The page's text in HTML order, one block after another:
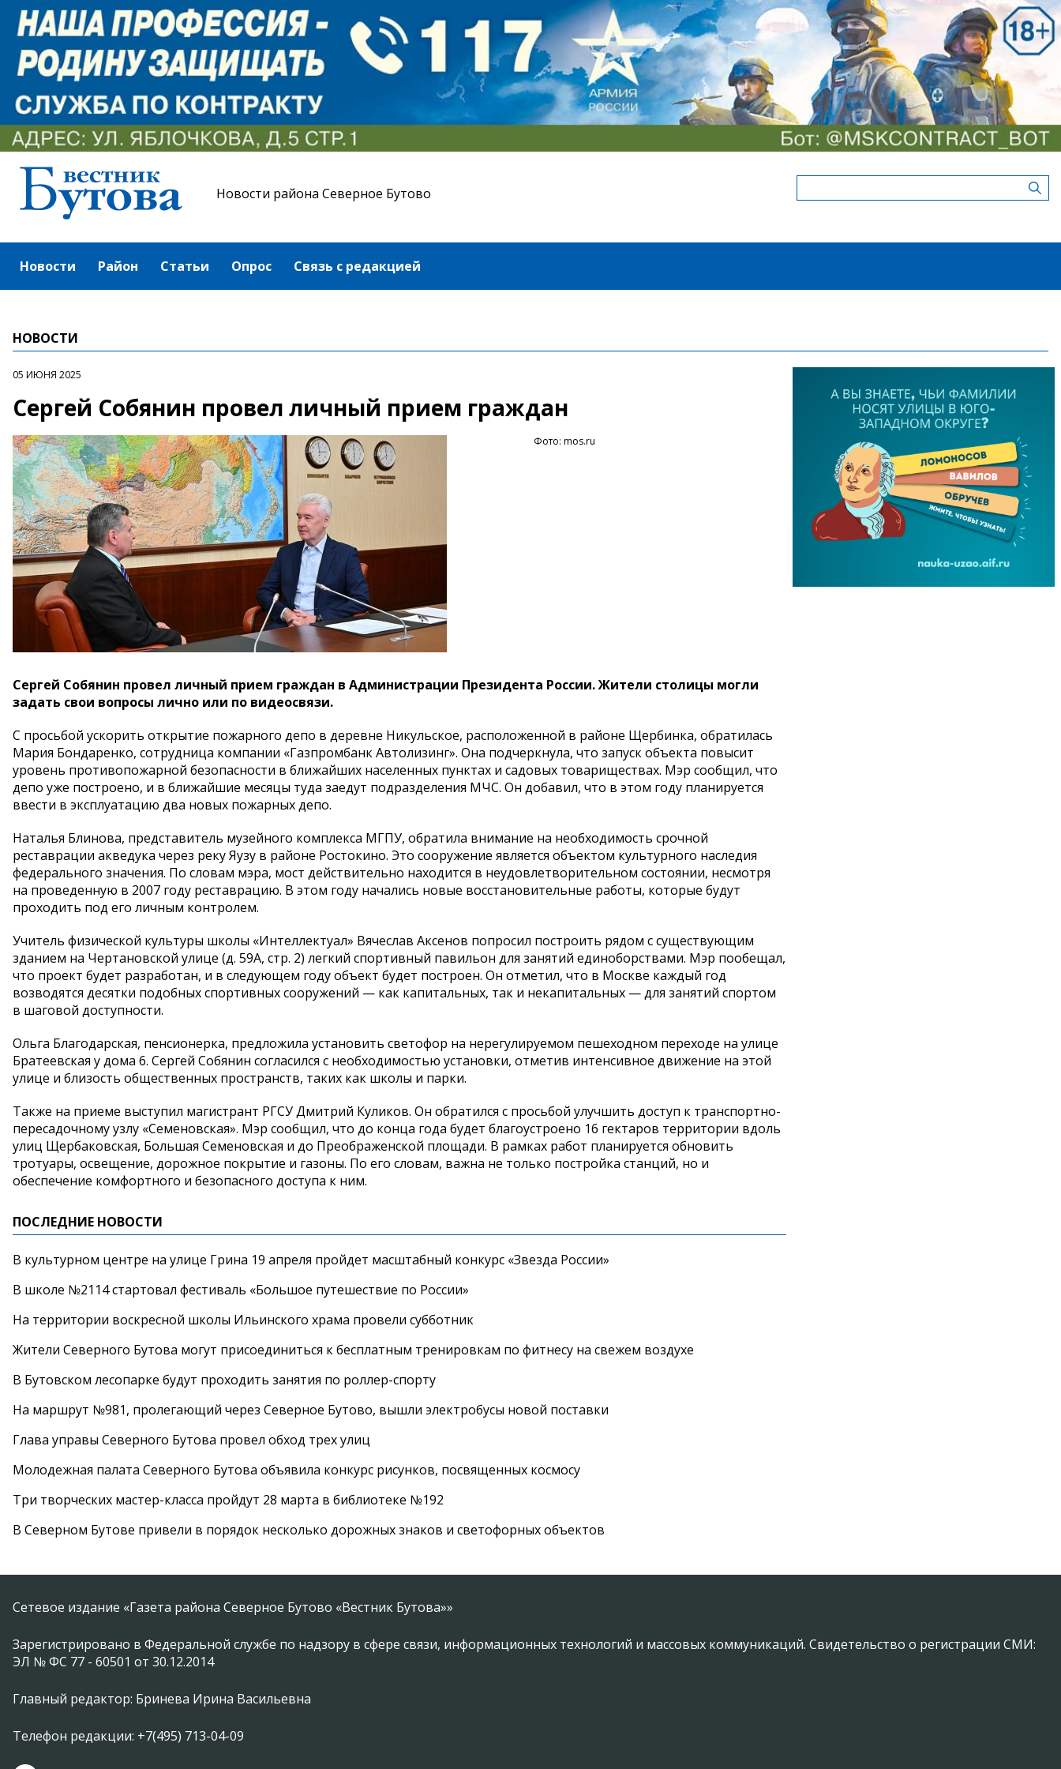
Новости района Северное Бутово
Новости Район Статьи Опрос Связь с редакцией
НОВОСТИ
05 ИЮНЯ 2025
Сергей Собянин провел личный прием граждан
Фото: mos.ru
Сергей Собянин провел личный прием граждан в Администрации Президента России. Жители столицы могли
задать свои вопросы лично или по видеосвязи.
С просьбой ускорить открытие пожарного депо в деревне Никульское, расположенной в районе Щербинка, обратилась
Мария Бондаренко, сотрудница компании «Газпромбанк Автолизинг». Она подчеркнула, что запуск объекта повысит
уровень противопожарной безопасности в ближайших населенных пунктах и садовых товариществах. Мэр сообщил, что
депо уже построено, и в ближайшие месяцы туда заедут подразделения МЧС. Он добавил, что в этом году планируется
ввести в эксплуатацию два новых пожарных депо.
Наталья Блинова, представитель музейного комплекса МГПУ, обратила внимание на необходимость срочной
реставрации акведука через реку Яузу в районе Ростокино. Это сооружение является объектом культурного наследия
федерального значения. По словам мэра, мост действительно находится в неудовлетворительном состоянии, несмотря
на проведенную в 2007 году реставрацию. В этом году начались новые восстановительные работы, которые будут
проходить под его личным контролем.
Учитель физической культуры школы «Интеллектуал» Вячеслав Аксенов попросил построить рядом с существующим
зданием на Чертановской улице (д. 59А, стр. 2) легкий спортивный павильон для занятий единоборствами. Мэр пообещал,
что проект будет разработан, и в следующем году объект будет построен. Он отметил, что в Москве каждый год
возводятся десятки подобных спортивных сооружений — как капитальных, так и некапитальных — для занятий спортом
в шаговой доступности.
Ольга Благодарская, пенсионерка, предложила установить светофор на нерегулируемом пешеходном переходе на улице
Братеевская у дома 6. Сергей Собянин согласился с необходимостью установки, отметив интенсивное движение на этой
улице и близость общественных пространств, таких как школы и парки.
Также на приеме выступил магистрант РГСУ Дмитрий Куликов. Он обратился с просьбой улучшить доступ к транспортно-
пересадочному узлу «Семеновская». Мэр сообщил, что до конца года будет благоустроено 16 гектаров территории вдоль
улиц Щербаковская, Большая Семеновская и до Преображенской площади. В рамках работ планируется обновить
тротуары, освещение, дорожное покрытие и газоны. По его словам, важна не только постройка станций, но и
обеспечение комфортного и безопасного доступа к ним.
ПОСЛЕДНИЕ НОВОСТИ
В культурном центре на улице Грина 19 апреля пройдет масштабный конкурс «Звезда России»
В школе №2114 стартовал фестиваль «Большое путешествие по России»
На территории воскресной школы Ильинского храма провели субботник
Жители Северного Бутова могут присоединиться к бесплатным тренировкам по фитнесу на свежем воздухе
В Бутовском лесопарке будут проходить занятия по роллер-спорту
На маршрут №981, пролегающий через Северное Бутово, вышли электробусы новой поставки
Глава управы Северного Бутова провел обход трех улиц
Молодежная палата Северного Бутова объявила конкурс рисунков, посвященных космосу
Три творческих мастер-класса пройдут 28 марта в библиотеке №192
В Северном Бутове привели в порядок несколько дорожных знаков и светофорных объектов
Сетевое издание «Газета района Северное Бутово «Вестник Бутова»»
Зарегистрировано в Федеральной службе по надзору в сфере связи, информационных технологий и массовых коммуникаций. Свидетельство о регистрации СМИ:
ЭЛ № ФС 77 - 60501 от 30.12.2014
Главный редактор: Бринева Ирина Васильевна
Телефон редакции: +7(495) 713-04-09